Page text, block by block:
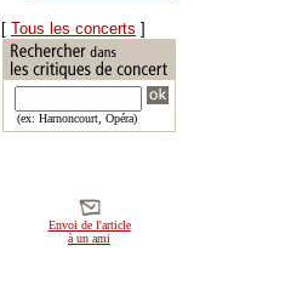
[ Tous les concerts ]
(ex: Harnoncourt, Opéra)
Envoi de l'article
à un ami